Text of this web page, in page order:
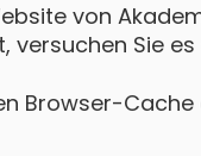
von
Sie
Browser-